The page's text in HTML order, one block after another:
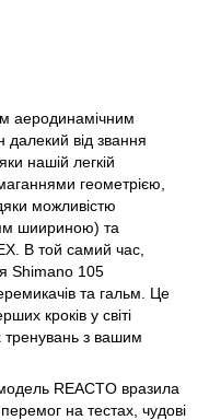
аеродинамічним
далекий від звання
нашій легкій
геометрією,
можливістю
шиириною) та
В той самий час,
Shimano 105
та гальм. Це
кроків у світі
тренувань з вашим
REACTO вразила
на тестах, чудові